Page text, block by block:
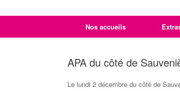
Nos accueils
APA du côté de
Le lundi 2 décembre du côté de